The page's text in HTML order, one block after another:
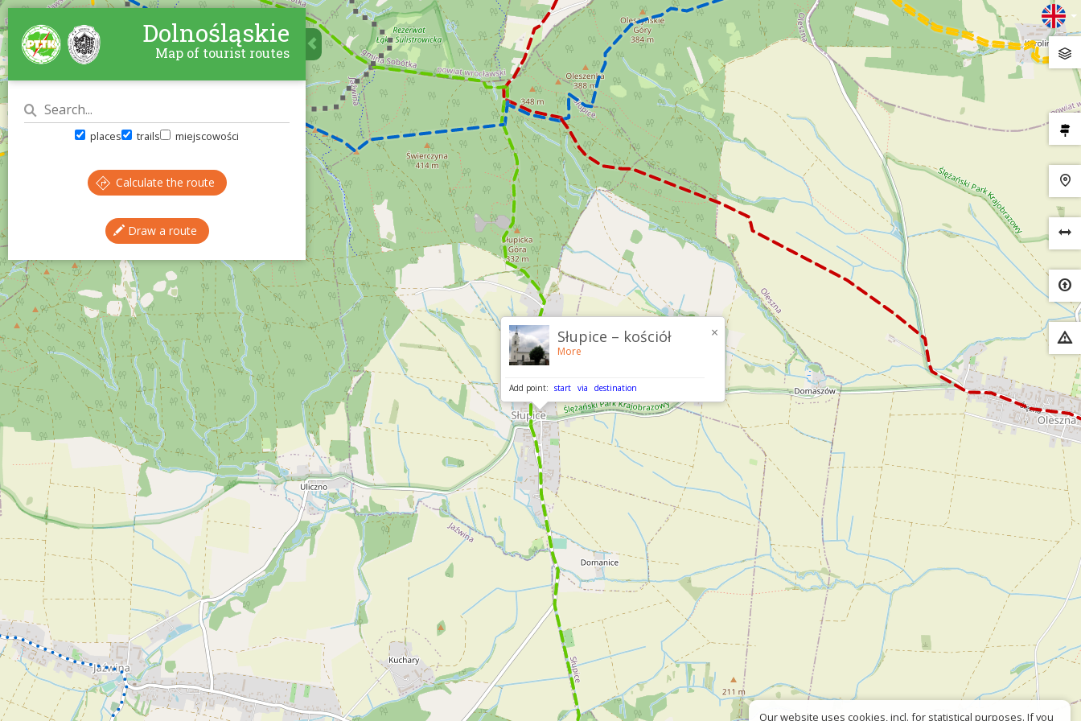
×
Słupice – kościół
More
Add point: start via destination
Dolnośląskie
Map of tourist routes
places trails miejscowości
Calculate the route
Draw a route
Our website uses cookies, incl. for statistical purposes. If you